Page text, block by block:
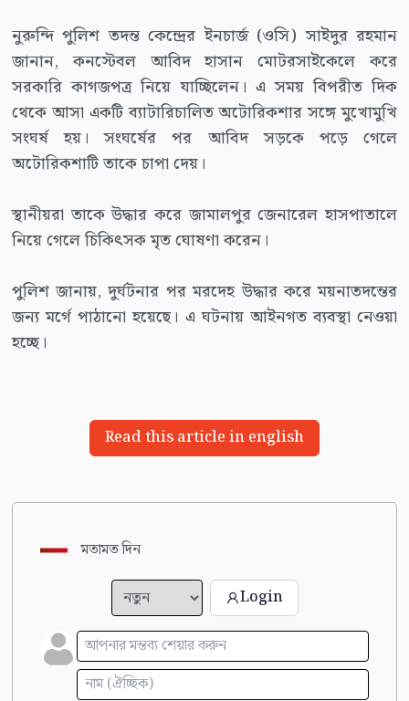
নুরুন্দি পুলিশ তদন্ত কেন্দ্রের ইনচার্জ (ওসি) সাইদুর রহমান
জানান, কনস্টেবল আবিদ হাসান মোটরসাইকেলে করে
সরকারি কাগজপত্র নিয়ে যাচ্ছিলেন। এ সময় বিপরীত দিক
থেকে আসা একটি ব্যাটারিচালিত অটোরিকশার সঙ্গে মুখোমুখি
সংঘর্ষ হয়। সংঘর্ষের পর আবিদ সড়কে পড়ে গেলে
অটোরিকশাটি তাকে চাপা দেয়।
স্থানীয়রা তাকে উদ্ধার করে জামালপুর জেনারেল হাসপাতালে
নিয়ে গেলে চিকিৎসক মৃত ঘোষণা করেন।
পুলিশ জানায়, দুর্ঘটনার পর মরদেহ উদ্ধার করে ময়নাতদন্তের
জন্য মর্গে পাঠানো হয়েছে। এ ঘটনায় আইনগত ব্যবস্থা নেওয়া
হচ্ছে।
Read this article in english
মতামত দিন
Login